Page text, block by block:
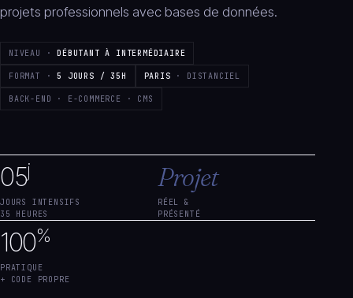
projets professionnels avec bases de données.
NIVEAU · DÉBUTANT À INTERMÉDIAIRE
FORMAT ·5 JOURS / 35H PARIS · DISTANCIEL
BACK-END · E-COMMERCE · CMS
05j
JOURS INTENSIFS
35 HEURES
Projet
RÉEL &
PRÉSENTÉ
100%
PRATIQUE
+ CODE PROPRE